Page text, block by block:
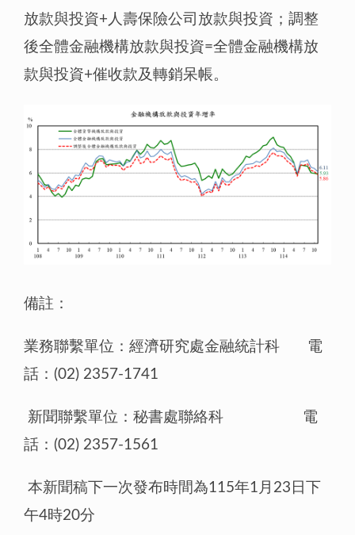
放款與投資+人壽保險公司放款與投資；調整
後全體金融機構放款與投資=全體金融機構放
款與投資+催收款及轉銷呆帳。
備註：
業務聯繫單位：經濟研究處金融統計科 電
話：(02) 2357-1741
新聞聯繫單位：秘書處聯絡科 電
話：(02) 2357-1561
本新聞稿下一次發布時間為115年1月23日下
午4時20分